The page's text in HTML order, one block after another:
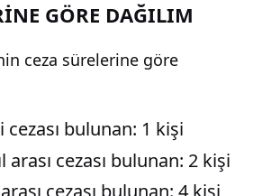
GÖRE DAĞILIM
ceza sürelerine göre
cezası bulunan: 1 kişi
arası cezası bulunan: 2 kişi